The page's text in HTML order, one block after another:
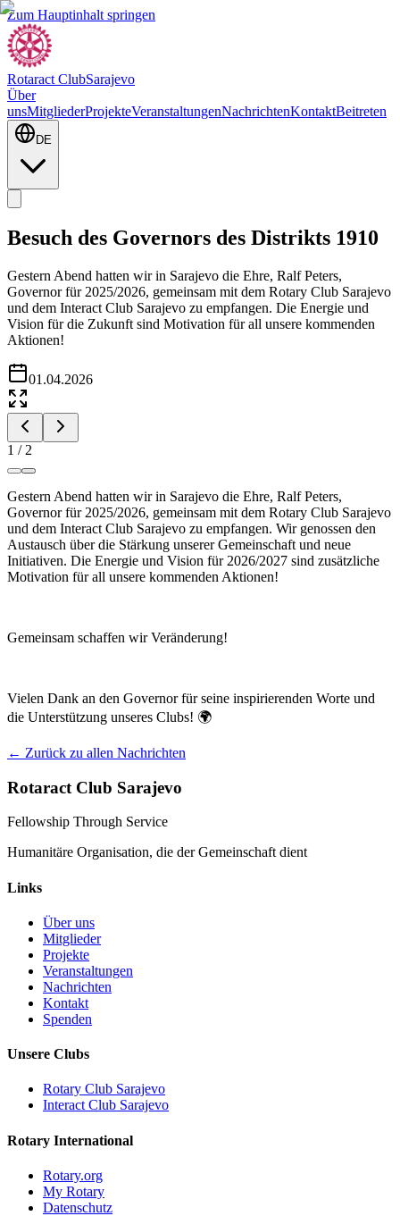
Zum Hauptinhalt springen
Rotaract ClubSarajevo
Über
unsMitgliederProjekteVeranstaltungenNachrichtenKontaktBeitreten
DE
Besuch des Governors des Distrikts 1910
Gestern Abend hatten wir in Sarajevo die Ehre, Ralf Peters,
Governor für 2025/2026, gemeinsam mit dem Rotary Club Sarajevo
und dem Interact Club Sarajevo zu empfangen. Die Energie und
Vision für die Zukunft sind Motivation für all unsere kommenden
Aktionen!
01.04.2026
1 / 2
Gestern Abend hatten wir in Sarajevo die Ehre, Ralf Peters,
Governor für 2025/2026, gemeinsam mit dem Rotary Club Sarajevo
und dem Interact Club Sarajevo zu empfangen. Wir genossen den
Austausch über die Stärkung unserer Gemeinschaft und neue
Initiativen. Die Energie und Vision für 2026/2027 sind zusätzliche
Motivation für all unsere kommenden Aktionen!
Gemeinsam schaffen wir Veränderung!
Vielen Dank an den Governor für seine inspirierenden Worte und
die Unterstützung unseres Clubs! 🌍
← Zurück zu allen Nachrichten
Rotaract Club Sarajevo
Fellowship Through Service
Humanitäre Organisation, die der Gemeinschaft dient
Links
Über uns
Mitglieder
Projekte
Veranstaltungen
Nachrichten
Kontakt
Spenden
Unsere Clubs
Rotary Club Sarajevo
Interact Club Sarajevo
Rotary International
Rotary.org
My Rotary
Datenschutz